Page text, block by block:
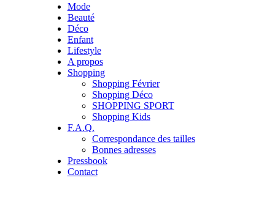
Mode
Beauté
Déco
Enfant
Lifestyle
A propos
Shopping
Shopping Février
Shopping Déco
SHOPPING SPORT
Shopping Kids
F.A.Q.
Correspondance des tailles
Bonnes adresses
Pressbook
Contact